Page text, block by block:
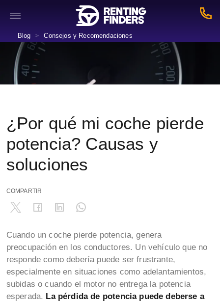
Blog > Consejos y Recomendaciones
¿Por qué mi coche pierde
potencia? Causas y
soluciones
COMPARTIR
Cuando un coche pierde potencia, genera
preocupación en los conductores. Un vehículo que no
responde como debería puede ser frustrante,
especialmente en situaciones como adelantamientos,
subidas o cuando el motor no entrega la potencia
esperada. La pérdida de potencia puede deberse a